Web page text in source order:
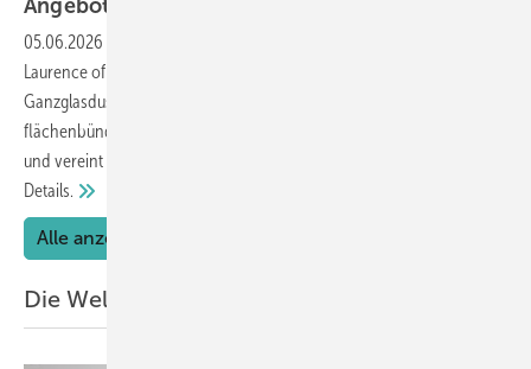
Angebot
05.06.2026
Laurence of Europe einen hochwertige Beschlag für moderne
Ganzglasduschen vor. Das Pendeltürband kombiniert eine elegante,
flächenbündige Optik mit einer durchdachten Hebe-Senkfunktion
und vereint damit drei Funktionen in einem Beschlag. Hier die
Details.
Alle anzeigen
Die Welt der Türen